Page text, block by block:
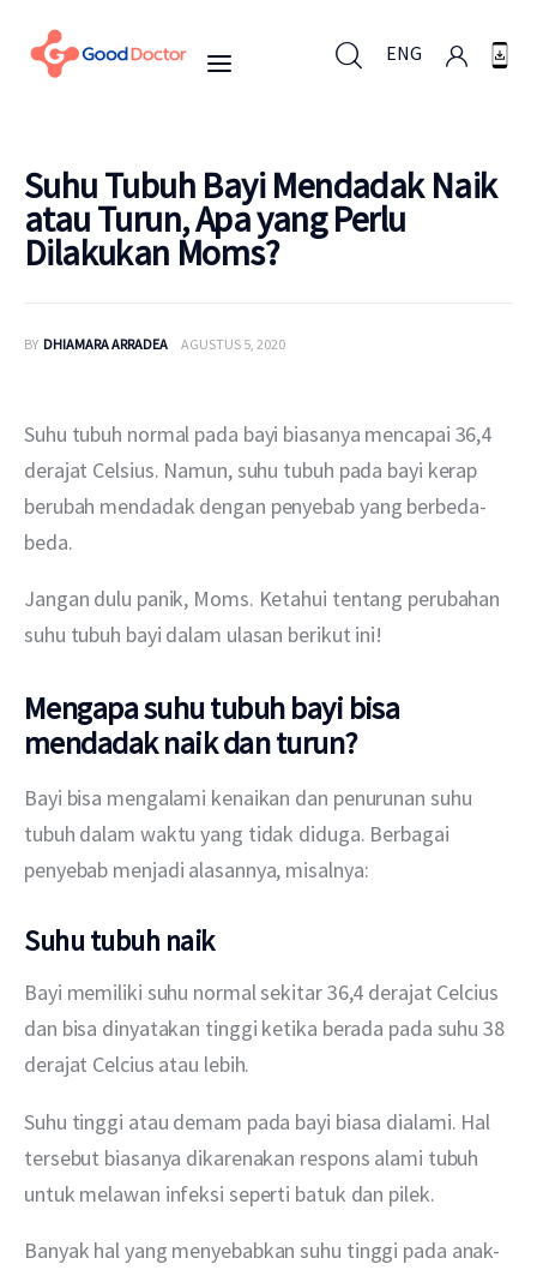
ENG
ENG
Untuk Bisnis
Layanan
Suhu Tubuh Bayi Mendadak Naik
atau Turun, Apa yang Perlu
Dilakukan Moms?
BY DHIAMARA ARRADEA AGUSTUS 5, 2020
Suhu tubuh normal pada bayi biasanya mencapai 36,4
derajat Celsius. Namun, suhu tubuh pada bayi kerap
berubah mendadak dengan penyebab yang berbeda-
beda.
Jangan dulu panik, Moms. Ketahui tentang perubahan
suhu tubuh bayi dalam ulasan berikut ini!
Mengapa suhu tubuh bayi bisa
mendadak naik dan turun?
Bayi bisa mengalami kenaikan dan penurunan suhu
tubuh dalam waktu yang tidak diduga. Berbagai
penyebab menjadi alasannya, misalnya:
Suhu tubuh naik
Bayi memiliki suhu normal sekitar 36,4 derajat Celcius
dan bisa dinyatakan tinggi ketika berada pada suhu 38
derajat Celcius atau lebih.
Suhu tinggi atau demam pada bayi biasa dialami. Hal
tersebut biasanya dikarenakan respons alami tubuh
untuk melawan infeksi seperti batuk dan pilek.
Banyak hal yang menyebabkan suhu tinggi pada anak-